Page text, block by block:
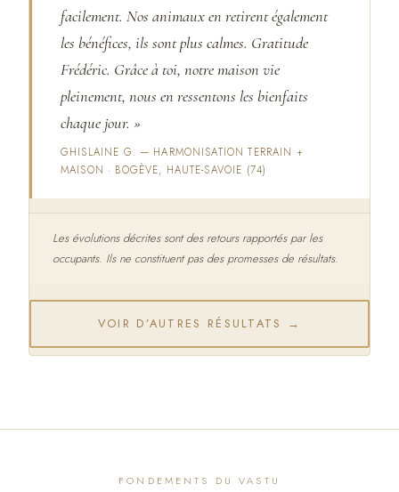
facilement. Nos animaux en retirent également
les bénéfices, ils sont plus calmes. Gratitude
Frédéric. Grâce à toi, notre maison vie
pleinement, nous en ressentons les bienfaits
chaque jour. »
GHISLAINE G. — HARMONISATION TERRAIN +
MAISON · BOGÈVE, HAUTE-SAVOIE (74)
Les évolutions décrites sont des retours rapportés par les
occupants. Ils ne constituent pas des promesses de résultats.
VOIR D’AUTRES RÉSULTATS →
FONDEMENTS DU VASTU